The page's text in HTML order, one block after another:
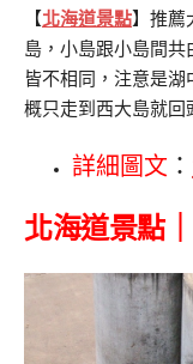
【北海道景點】推薦
島，小島跟小島間
皆不相同，注意是
概只走到西大島就回
詳細圖文 ：
北海道景點